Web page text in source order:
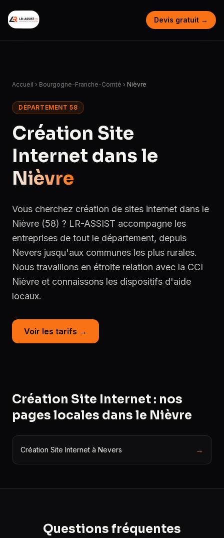
Devis gratuit →
Accueil › Bourgogne-Franche-Comté › Nièvre
DÉPARTEMENT 58
Création Site
Internet dans le
Nièvre
Vous cherchez création de sites internet dans le
Nièvre (58) ? LR-ASSIST accompagne les
entreprises de tout le département, depuis
Nevers jusqu'aux communes les plus rurales.
Nous travaillons en étroite relation avec la CCI
Nièvre et connaissons les dispositifs d'aide
locaux.
Voir les tarifs →
Création Site Internet : nos
pages locales dans le Nièvre
Création Site Internet à Nevers →
Questions fréquentes